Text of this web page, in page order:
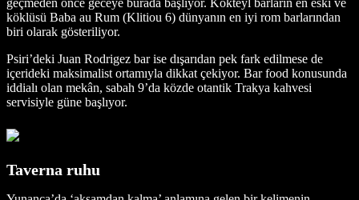
köklüsü Baba au Rum (Klitiou 6) dünyanın en iyi rom barlarından
biri olarak gösteriliyor.
Psiri’deki Juan Rodrigez bar ise dışarıdan pek fark edilmese de
içerideki maksimalist ortamıyla dikkat çekiyor. Bar food konusunda
iddialı olan mekân, sabah 9’da közde otantik Trakya kahvesi
servisiyle güne başlıyor.
Taverna ruhu